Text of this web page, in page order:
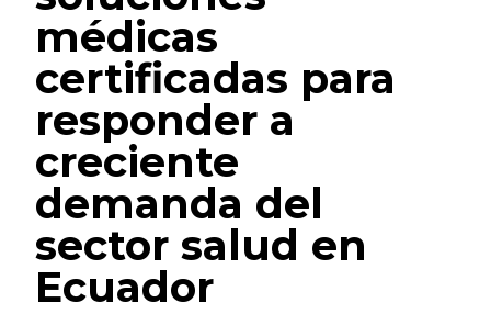
médicas
certificadas para
responder a
creciente
demanda del
sector salud en
Ecuador